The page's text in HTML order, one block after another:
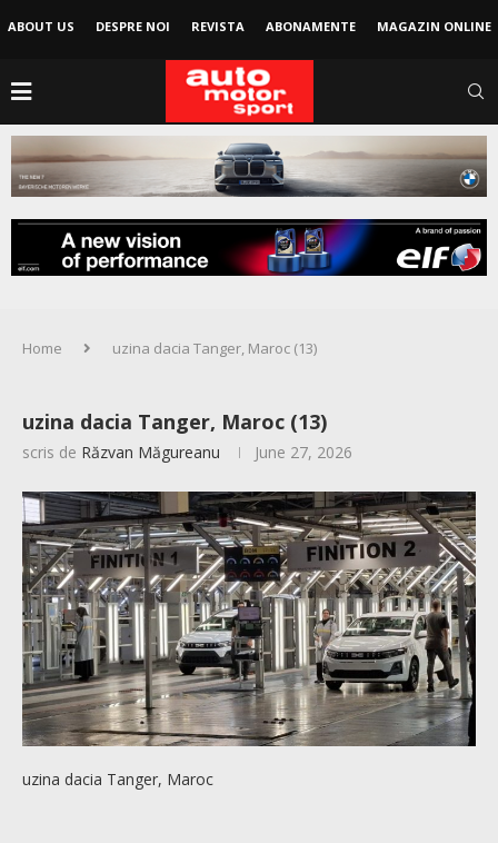
ABOUT US DESPRE NOI REVISTA ABONAMENTE MAGAZIN ONLINE
Home uzina dacia Tanger, Maroc (13)
uzina dacia Tanger, Maroc (13)
scris de Răzvan Măgureanu June 27, 2026
uzina dacia Tanger, Maroc